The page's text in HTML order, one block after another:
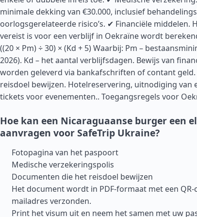
minimale dekking van €30.000, inclusief
oorlogsgerelateerde risico’s. ✔ Financiële middelen.
vereist is voor een verblijf in Oekraïne wordt
((20 × Pm) ÷ 30) × (Kd + 5) Waarbij: Pm –
2026). Kd – het aantal verblijfsdagen. Bewijs van
worden geleverd via bankafschriften of contant
reisdoel bewijzen. Hotelreservering, uitnodiging van
tickets voor evenementen.. Toegangsregels voor
Hoe kan een Nicaraguaanse burger een
aanvragen voor SafeTrip Ukraine?
Fotopagina van het paspoort
Medische verzekeringspolis
Documenten die het reisdoel bewijzen
Het document wordt in PDF-formaat met een QR-
mailadres verzonden.
Print het visum uit en neem het samen met uw